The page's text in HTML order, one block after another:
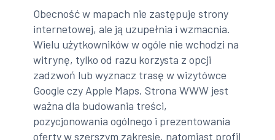
Obecność w mapach nie zastępuje strony
internetowej, ale ją uzupełnia i wzmacnia.
Wielu użytkowników w ogóle nie wchodzi na
witrynę, tylko od razu korzysta z opcji
zadzwoń lub wyznacz trasę w wizytówce
Google czy Apple Maps. Strona WWW jest
ważna dla budowania treści,
pozycjonowania ogólnego i prezentowania
oferty w szerszym zakresie, natomiast profil